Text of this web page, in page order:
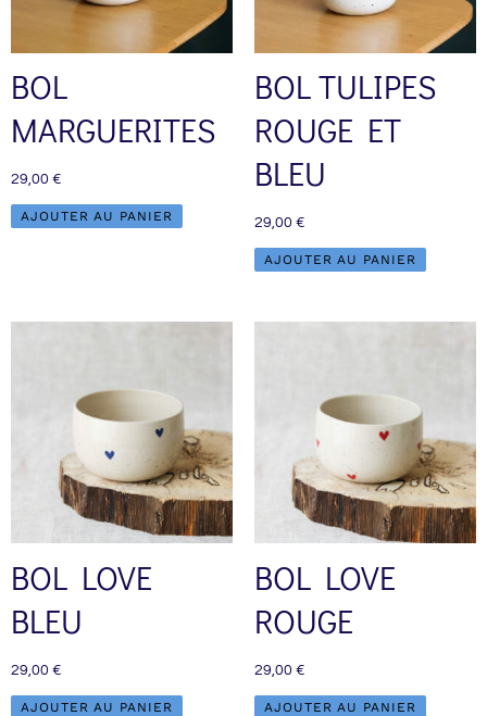
BOL
MARGUERITES
29,00 €
AJOUTER AU PANIER
BOL TULIPES
ROUGE ET
BLEU
29,00 €
AJOUTER AU PANIER
BOL LOVE
BLEU
29,00 €
AJOUTER AU PANIER
BOL LOVE
ROUGE
29,00 €
AJOUTER AU PANIER